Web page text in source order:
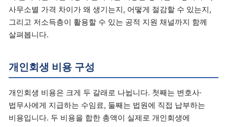
사무소별 가격 차이가 왜 생기는지, 어떻게 절감할 수 있는지,
그리고 저소득층이 활용할 수 있는 공적 지원 채널까지 함께
살펴봅니다.
개인회생 비용 구성
개인회생 비용은 크게 두 갈래로 나뉩니다. 첫째는 변호사·
법무사에게 지급하는 수임료, 둘째는 법원에 직접 납부하는
비용입니다. 두 비용을 합한 총액이 실제로 개인회생에